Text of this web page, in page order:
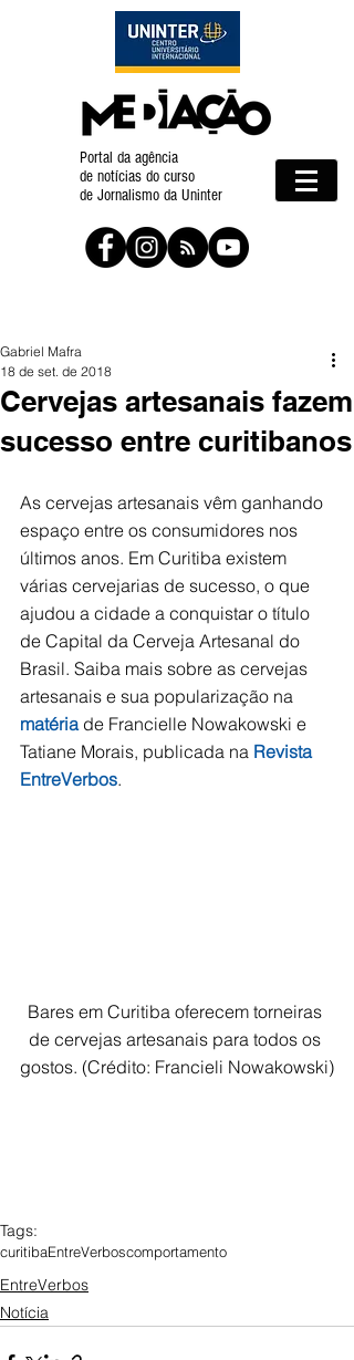
Portal da agência
de notícias do curso
de Jornalismo da Uninter
Cervejas artesanais fazem
sucesso entre curitibanos
Gabriel Mafra
18 de set. de 2018
As cervejas artesanais vêm ganhando
espaço entre os consumidores nos
últimos anos. Em Curitiba existem
várias cervejarias de sucesso, o que
ajudou a cidade a conquistar o título
de Capital da Cerveja Artesanal do
Brasil. Saiba mais sobre as cervejas
artesanais e sua popularização na
matéria de Francielle Nowakowski e
Tatiane Morais, publicada na Revista
EntreVerbos.
Bares em Curitiba oferecem torneiras
de cervejas artesanais para todos os
gostos. (Crédito: Francieli Nowakowski)
Tags:
curitibaEntreVerboscomportamento
EntreVerbos
Notícia